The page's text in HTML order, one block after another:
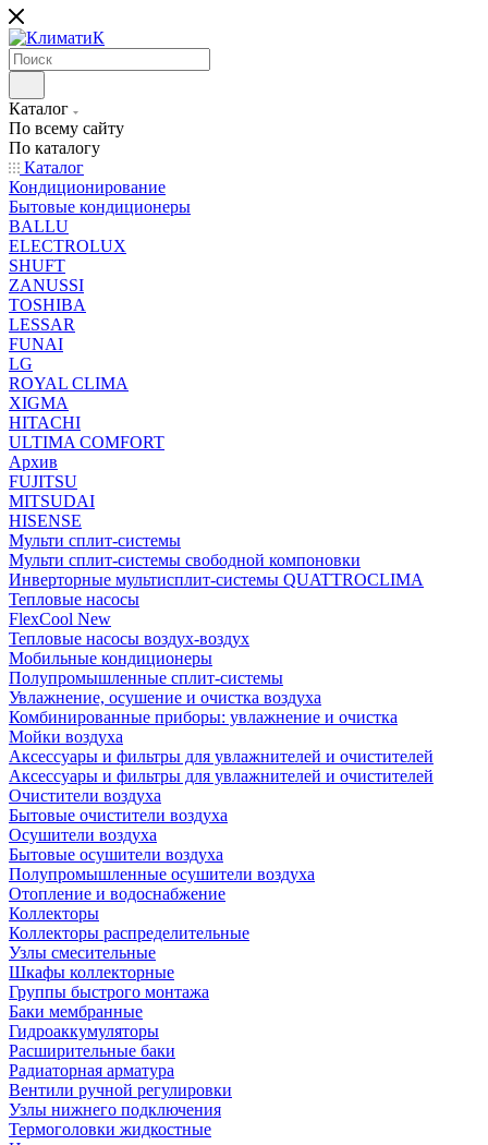
Каталог
По всему сайту
По каталогу
Каталог
Кондиционирование
Бытовые кондиционеры
BALLU
ELECTROLUX
SHUFT
ZANUSSI
TOSHIBA
LESSAR
FUNAI
LG
ROYAL CLIMA
XIGMA
HITACHI
ULTIMA COMFORT
Архив
FUJITSU
MITSUDAI
HISENSE
Мульти сплит-системы
Мульти сплит-системы свободной компоновки
Инверторные мультисплит-системы QUATTROCLIMA
Тепловые насосы
FlexCool New
Тепловые насосы воздух-воздух
Мобильные кондиционеры
Полупромышленные сплит-системы
Увлажнение, осушение и очистка воздуха
Комбинированные приборы: увлажнение и очистка
Мойки воздуха
Аксессуары и фильтры для увлажнителей и очистителей
Аксессуары и фильтры для увлажнителей и очистителей
Очистители воздуха
Бытовые очистители воздуха
Осушители воздуха
Бытовые осушители воздуха
Полупромышленные осушители воздуха
Отопление и водоснабжение
Коллекторы
Коллекторы распределительные
Узлы смесительные
Шкафы коллекторные
Группы быстрого монтажа
Баки мембранные
Гидроаккумуляторы
Расширительные баки
Радиаторная арматура
Вентили ручной регулировки
Узлы нижнего подключения
Термоголовки жидкостные